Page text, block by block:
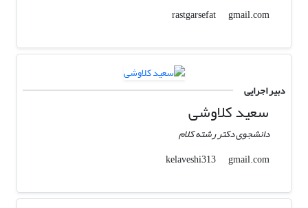
rastgarsefat
gmail.com
دبیر اجرایی
سعید کلاوشی
دانشجوی دکتر رشته کلام
kelaveshi313
gmail.com